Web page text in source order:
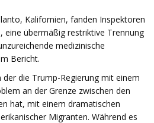
Kalifornien, fanden Inspektoren
eine übermäßig restriktive Trennung
medizinische
Bericht.
die Trump-Regierung mit einem
an der Grenze zwischen den
hat, mit einem dramatischen
Migranten. Während es